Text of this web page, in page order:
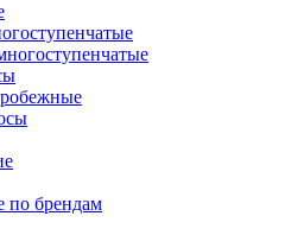
по брендам